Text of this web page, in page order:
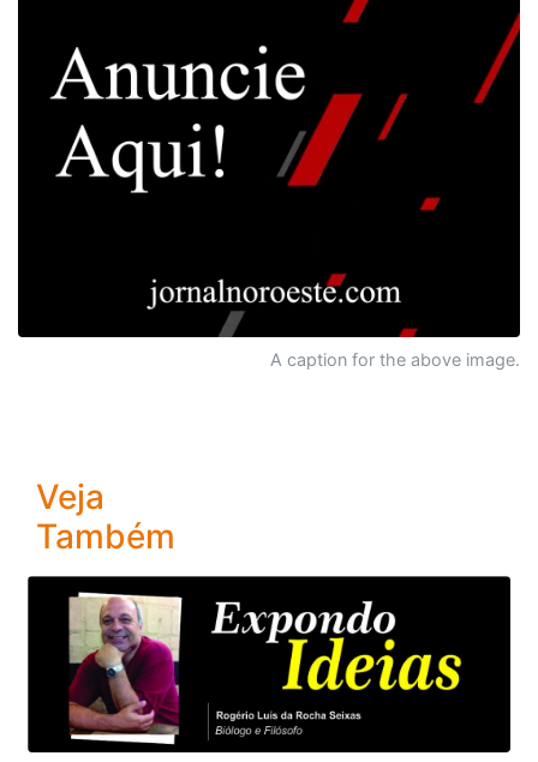
A caption for the above image.
Veja
Também